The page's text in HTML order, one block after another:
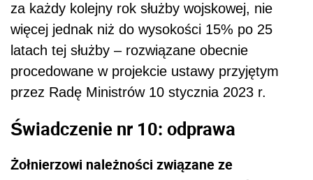
za każdy kolejny rok służby wojskowej, nie
więcej jednak niż do wysokości 15% po 25
latach tej służby – rozwiązane obecnie
procedowane w projekcie ustawy przyjętym
przez Radę Ministrów 10 stycznia 2023 r.
Świadczenie nr 10: odprawa
Żołnierzowi należności związane ze